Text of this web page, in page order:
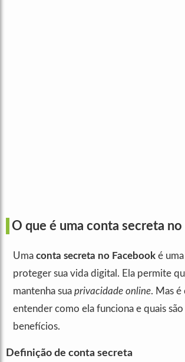
O que é uma conta secreta no
Uma conta secreta no Facebook é
proteger sua vida digital. Ela permite
mantenha sua privacidade online. Mas é
entender como ela funciona e quais são
benefícios.
Definição de conta secreta